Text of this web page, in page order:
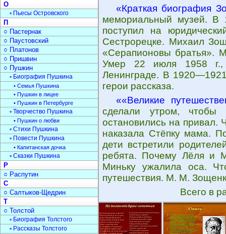
«Краткая биография
мемориальный музей. В
поступил на
Сестрорецке. Михаил
«Серапионовы братья».
Умер 22 июля 1958 г.,
Ленинграде. В 1920—1921
герои рассказа.
««Великие
сделали утром, чтобы
остановились на привал.
наказала Стёпку мама.
дети встретили
ребята. Почему Лёля и
Миньку ужалила оса.
путешествия. М. М.
Всего в
О
▫ Пьесы Островского
П
○ Пастернак
○ Паустовский
○ Платонов
○ Пришвин
○ Пушкин
▫ Биография Пушкина
• Семья Пушкина
• Пушкин в лицее
• Пушкин в Петербурге
▫ Творчество Пушкина
• Пушкин о любви
▫ Стихи Пушкина
▫ Повести Пушкина
• Капитанская дочка
▫ Сказки Пушкина
Р
○ Распутин
С
○ Салтыков-Щедрин
Т
○ Толстой
▫ Биография Толстого
▫ Рассказы Толстого